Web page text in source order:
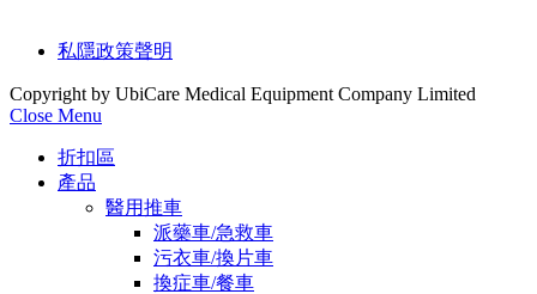
私隱政策聲明
Copyright by UbiCare Medical Equipment Company Limited
Close Menu
折扣區
產品
醫用推車
派藥車/急救車
污衣車/換片車
換症車/餐車